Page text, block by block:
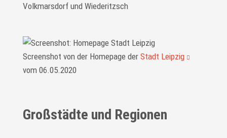
Volkmarsdorf und Wiederitzsch
Screenshot von der Homepage der Stadt Leipzig
vom 06.05.2020
Großstädte und Regionen